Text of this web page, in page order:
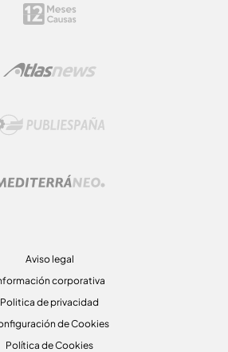
Aviso legal
corporativa
Politica de privacidad
de Cookies
Política de Cookies